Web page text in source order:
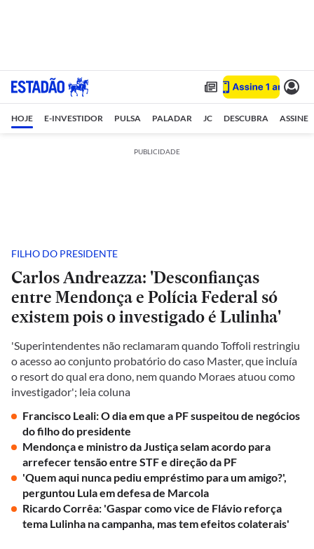
HOJE E-INVESTIDOR PULSA PALADAR JC DESCUBRA ASSINE
PUBLICIDADE
FILHO DO PRESIDENTE
Carlos Andreazza: 'Desconfianças
entre Mendonça e Polícia Federal só
existem pois o investigado é Lulinha'
'Superintendentes não reclamaram quando Toffoli restringiu
o acesso ao conjunto probatório do caso Master, que incluía
o resort do qual era dono, nem quando Moraes atuou como
investigador'; leia coluna
Francisco Leali: O dia em que a PF suspeitou de negócios
do filho do presidente
Mendonça e ministro da Justiça selam acordo para
arrefecer tensão entre STF e direção da PF
'Quem aqui nunca pediu empréstimo para um amigo?',
perguntou Lula em defesa de Marcola
Ricardo Corrêa: 'Gaspar como vice de Flávio reforça
tema Lulinha na campanha, mas tem efeitos colaterais'